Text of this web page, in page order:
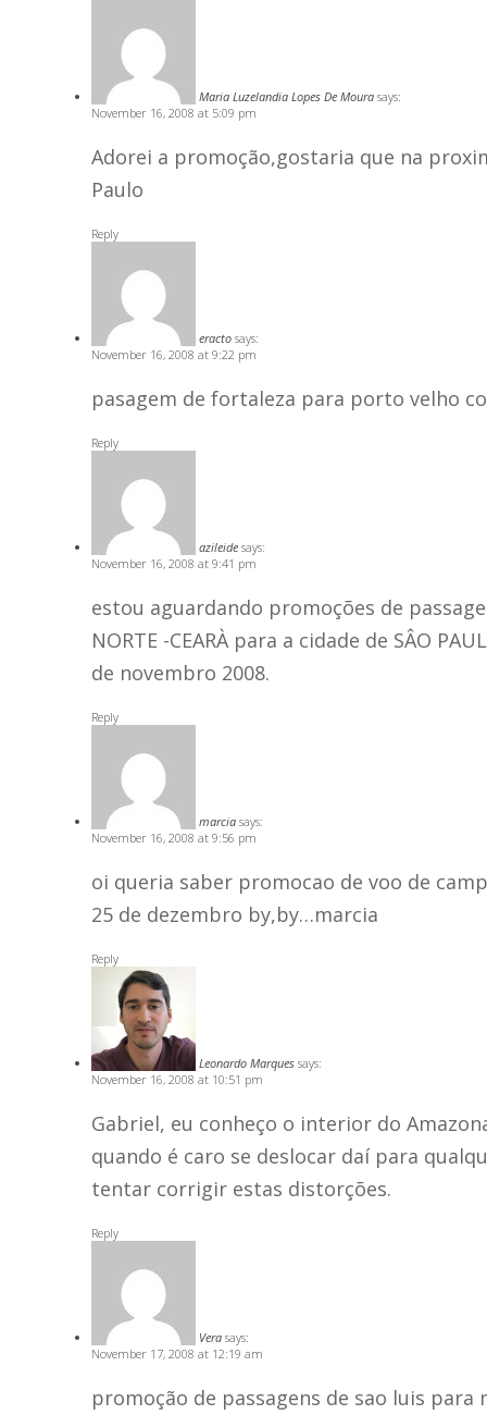
Maria Luzelandia Lopes De Moura says:
November 16, 2008 at 5:09 pm
Adorei a promoção,gostaria que na
Paulo
Reply
eracto says:
November 16, 2008 at 9:22 pm
pasagem de fortaleza para porto velho
Reply
azileide says:
November 16, 2008 at 9:41 pm
estou aguardando promoções de
NORTE -CEARÀ para a cidade de SÂO
de novembro 2008.
Reply
marcia says:
November 16, 2008 at 9:56 pm
oi queria saber promocao de voo de
25 de dezembro by,by…marcia
Reply
Leonardo Marques says:
November 16, 2008 at 10:51 pm
Gabriel, eu conheço o interior do
quando é caro se deslocar daí para
tentar corrigir estas distorções.
Reply
Vera says:
November 17, 2008 at 12:19 am
promoção de passagens de sao luis para